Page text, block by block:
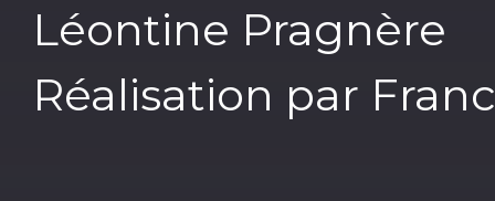
Léontine Pragnère
Réalisation par